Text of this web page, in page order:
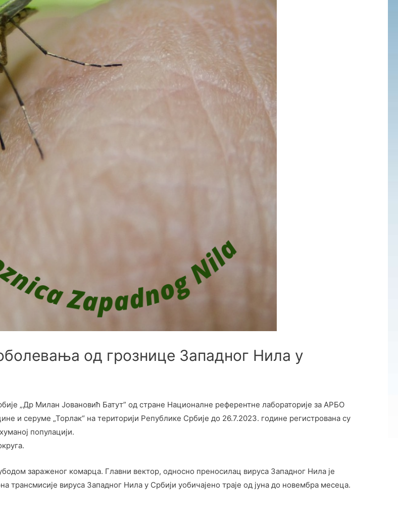
од грознице Западног Нила у
„Др Милан Јовановић Батут” од стране Националне референтне лабораторије за АРБО
и серуме „Торлак“ на територији Републике Србије до 26.7.2023. године регистрована су
популацији.
зараженог комарца. Главни вектор, односно преносилац вируса Западног Нила је
трансмисије вируса Западног Нила у Србији уобичајено траје од јуна до новембра месеца.